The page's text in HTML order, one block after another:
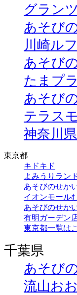
グラン
あそび
川崎ル
あそび
たまプ
あそび
テラス
神奈川
東京都
キドキド
よみうりラン
あそびのせか
イオンモール
あそびのせか
有明ガーデン
東京都一覧は
千葉県
あそび
流山お